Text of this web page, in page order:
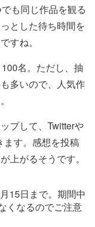
も同じ作品を観る
とした待ち時間を
すね。
名。ただし、抽
多いので、人気作
プして、Twitterや
ます。感想を投稿
上がるそうです。
15日まで。期間中
くなるのでご注意